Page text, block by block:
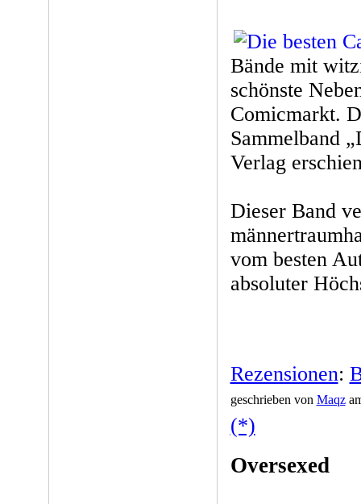
Bände mit
schönste
Comicmarkt.
Sammelband
Verlag
Dieser Band
vom besten
absoluter
Rezensionen:
geschrieben von Maqz
(*)
Oversexed